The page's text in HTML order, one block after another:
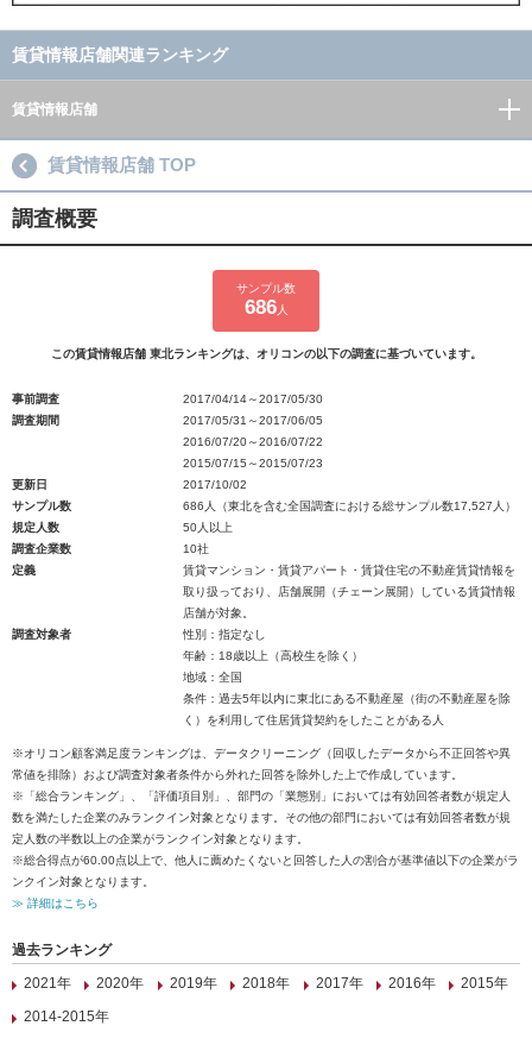
賃貸情報店舗関連ランキング
賃貸情報店舗
賃貸情報店舗 TOP
調査概要
サンプル数
686人
この賃貸情報店舗 東北ランキングは、オリコンの以下の調査に基づいています。
事前調査
2017/04/14～2017/05/30
調査期間
2017/05/31～2017/06/05
2016/07/20～2016/07/22
2015/07/15～2015/07/23
更新日
2017/10/02
サンプル数
686人（東北を含む全国調査における総サンプル数17,527人）
規定人数
50人以上
調査企業数
10社
定義
賃貸マンション・賃貸アパート・賃貸住宅の不動産賃貸情報を
取り扱っており、店舗展開（チェーン展開）している賃貸情報
店舗が対象。
調査対象者
性別：指定なし
年齢：18歳以上（高校生を除く）
地域：全国
条件：過去5年以内に東北にある不動産屋（街の不動産屋を除
く）を利用して住居賃貸契約をしたことがある人
※オリコン顧客満足度ランキングは、データクリーニング（回収したデータから不正回答や異
常値を排除）および調査対象者条件から外れた回答を除外した上で作成しています。
※「総合ランキング」、「評価項目別」、部門の「業態別」においては有効回答者数が規定人
数を満たした企業のみランクイン対象となります。その他の部門においては有効回答者数が規
定人数の半数以上の企業がランクイン対象となります。
※総合得点が60.00点以上で、他人に薦めたくないと回答した人の割合が基準値以下の企業がラ
ンクイン対象となります。
≫ 詳細はこちら
過去ランキング
2021年
2020年 2019年 2018年 2017年 2016年
2015年
2014-2015年